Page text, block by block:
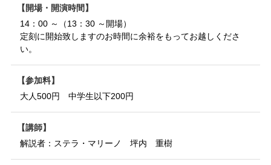
開場・開演時間
14：00 ～（13：30 ～開場）
定刻に開始致しますのお時間に余裕をもってお越しくださ
い。
参加料
大人500円 中学生以下200円
講師
解説者：ステラ・マリーノ 坪内 重樹